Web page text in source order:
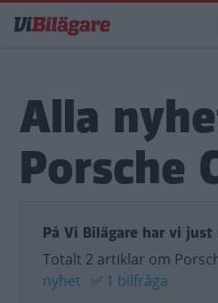
till
Alla
Porsche
På Vi Bilägare har vi just
Totalt 2 artiklar om
nyhet ✅ 1 bilfråga